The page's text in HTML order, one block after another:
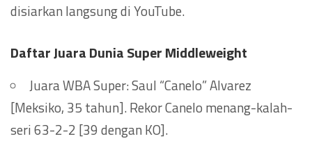
disiarkan langsung di YouTube.
Daftar Juara Dunia Super Middleweight
Juara WBA Super: Saul “Canelo” Alvarez
[Meksiko, 35 tahun]. Rekor Canelo menang-kalah-
seri 63-2-2 [39 dengan KO].